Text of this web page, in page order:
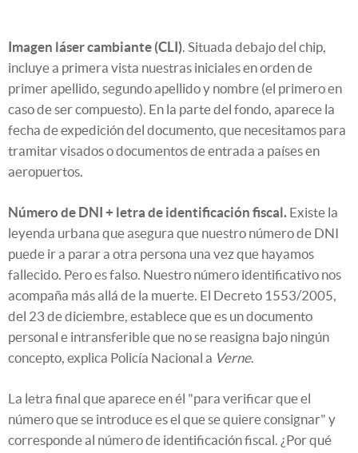
Imagen lásercambiante (CLI). Situada debajo del chip,
incluye a primera vista nuestras iniciales en orden de
primer apellido, segundo apellido y nombre (el primero en
caso de ser compuesto). En la parte del fondo, aparece la
fecha de expedición del documento, que necesitamos para
tramitar visados o documentos de entrada a países en
aeropuertos.
Número de DNI + letra de identificación fiscal. Existe la
leyenda urbana que asegura que nuestro número de DNI
puede ir a parar a otra persona una vez que hayamos
fallecido. Pero es falso. Nuestro número identificativo nos
acompaña más allá de la muerte. El Decreto 1553/2005,
del 23 de diciembre, establece que es un documento
personal e intransferible que no se reasigna bajo ningún
concepto, explica Policía Nacional a Verne.
La letra final que aparece en él "para verificar que el
número que se introduce es el que se quiere consignar" y
corresponde al número de identificación fiscal. ¿Por qué